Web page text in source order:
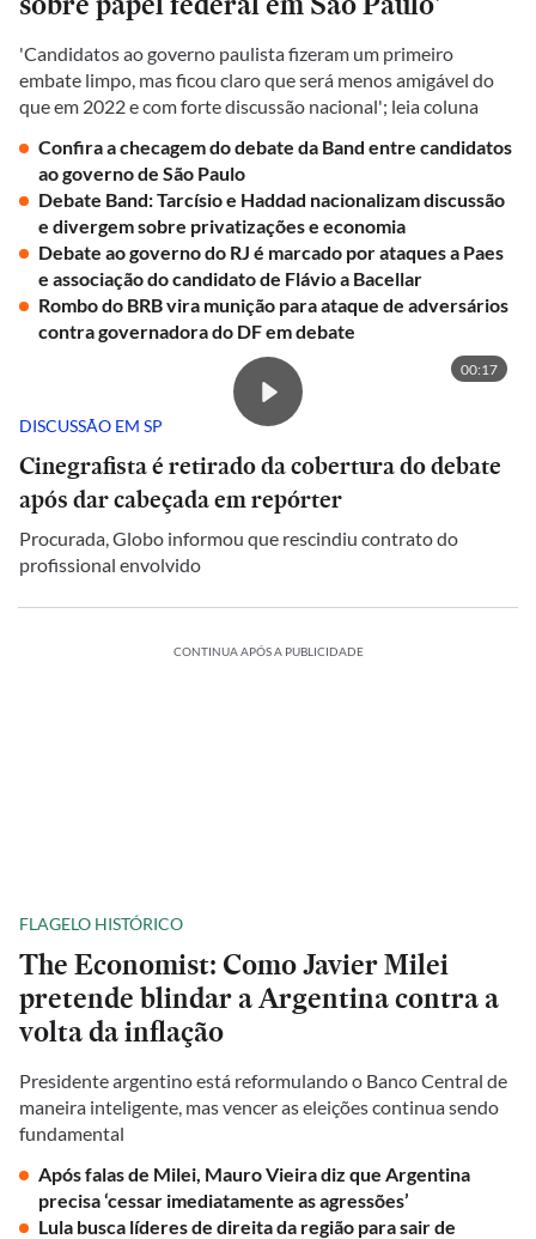
'Candidatos ao governo paulista fizeram um primeiro
embate limpo, mas ficou claro que será menos amigável do
que em 2022 e com forte discussão nacional'; leia coluna
Confira a checagem do debate da Band entre candidatos
ao governo de São Paulo
Debate Band: Tarcísio e Haddad nacionalizam discussão
e divergem sobre privatizações e economia
Debate ao governo do RJ é marcado por ataques a Paes
e associação do candidato de Flávio a Bacellar
Rombo do BRB vira munição para ataque de adversários
contra governadora do DF em debate
00:17
DISCUSSÃO EM SP
Cinegrafista é retirado da cobertura do debate
após dar cabeçada em repórter
Procurada, Globo informou que rescindiu contrato do
profissional envolvido
CONTINUA APÓS A PUBLICIDADE
FLAGELO HISTÓRICO
The Economist: Como Javier Milei
pretende blindar a Argentina contra a
volta da inflação
Presidente argentino está reformulando o Banco Central de
maneira inteligente, mas vencer as eleições continua sendo
fundamental
Após falas de Milei, Mauro Vieira diz que Argentina
precisa ‘cessar imediatamente as agressões’
Lula busca líderes de direita da região para sair de